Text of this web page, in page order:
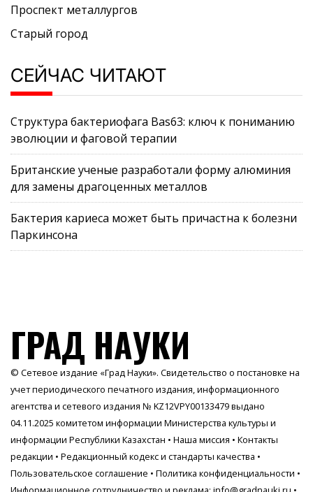
Проспект металлургов
Старый город
СЕЙЧАС ЧИТАЮТ
Структура бактериофага Bas63: ключ к пониманию
эволюции и фаговой терапии
Британские ученые разработали форму алюминия
для замены драгоценных металлов
Бактерия кариеса может быть причастна к болезни
Паркинсона
ГРАД НАУКИ
© Сетевое издание «Град Науки». Свидетельство о постановке на
учет периодического печатного издания, информационного
агентства и сетевого издания № KZ12VPY00133479 выдано
04.11.2025 комитетом информации Министерства культуры и
информации Республики Казахстан • Наша миссия • Контакты
редакции • Редакционный кодекс и стандарты качества •
Пользовательское соглашение • Политика конфиденциальности •